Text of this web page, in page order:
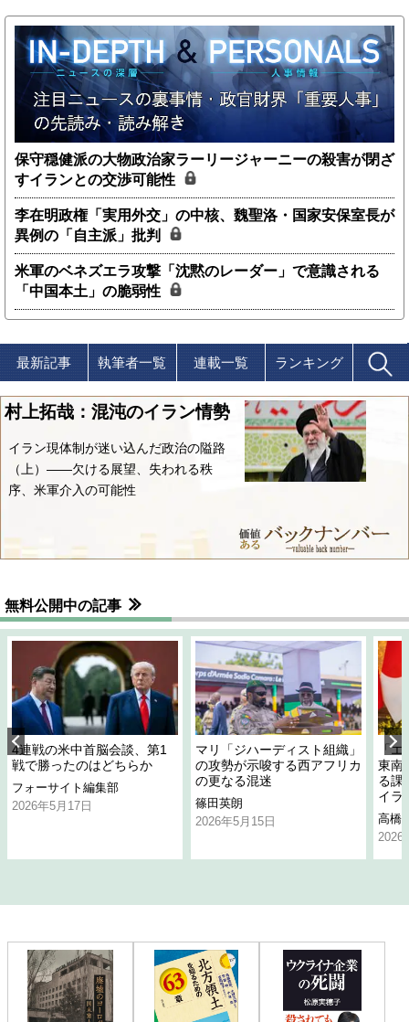
保守穏健派の大物政治家ラーリージャーニーの殺害が閉ざ
すイランとの交渉可能性
李在明政権「実用外交」の中核、魏聖洛・国家安保室長が
異例の「自主派」批判
米軍のベネズエラ攻撃「沈黙のレーダー」で意識される
「中国本土」の脆弱性
最新記事 執筆者一覧 連載一覧 ランキング
村上拓哉：混沌のイラン情勢
イラン現体制が迷い込んだ政治の隘路
（上）――欠ける展望、失われる秩
序、米軍介入の可能性
無料公開中の記事
4連戦の米中首脳会談、第1
戦で勝ったのはどちらか
フォーサイト編集部
2026年5月17日
マリ「ジハーディスト組織」
の攻勢が示唆する西アフリカ
の更なる混迷
篠田英朗
2026年5月15日
「
東南
る課
イラ
高橋
2026